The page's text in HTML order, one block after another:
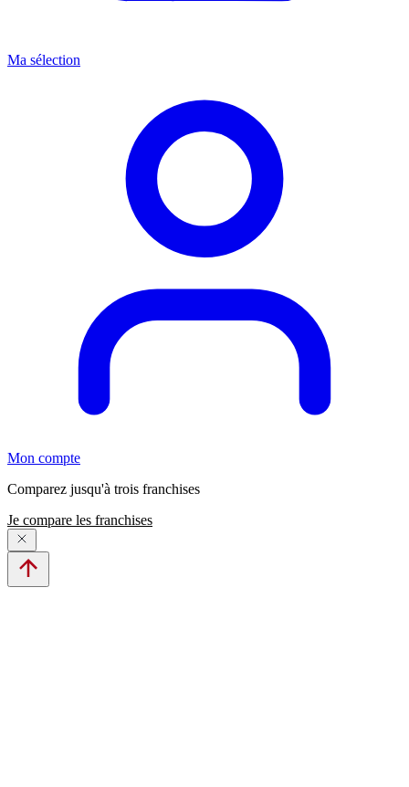
Ma sélection
Mon compte
Comparez jusqu'à trois franchises
Je compare les franchises